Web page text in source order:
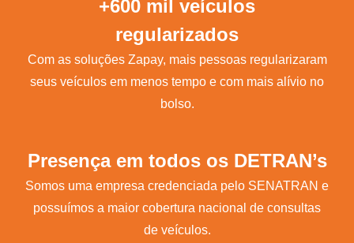
+600 mil veículos
regularizados
Com as soluções Zapay, mais pessoas regularizaram
seus veículos em menos tempo e com mais alívio no
bolso.
Presença em todos os DETRAN’s
Somos uma empresa credenciada pelo SENATRAN e
possuímos a maior cobertura nacional de consultas
de veículos.